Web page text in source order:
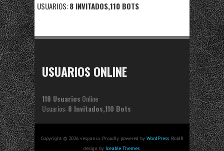
USUARIOS:8 INVITADOS,110 BOTS
USUARIOS ONLINE
118 Usuarios Online
Usuarios:8 Invitados,110 Bots
Copyright © 2026 vespania. Proudly powered by WordPress. BoldR
design by Iceable Themes.